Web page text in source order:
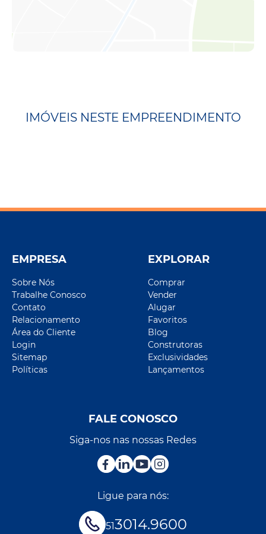
IMÓVEIS NESTE EMPREENDIMENTO
EMPRESA
Sobre Nós
Trabalhe Conosco
Contato
Relacionamento
Área do Cliente
Login
Sitemap
Políticas
EXPLORAR
Comprar
Vender
Alugar
Favoritos
Blog
Construtoras
Exclusividades
Lançamentos
FALE CONOSCO
Siga-nos nas nossas Redes
Ligue para nós:
513014.9600